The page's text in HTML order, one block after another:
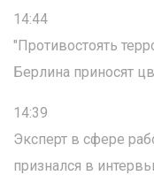
14:44
"Противостоять
Берлина приносят
14:39
Эксперт в сфере
признался в